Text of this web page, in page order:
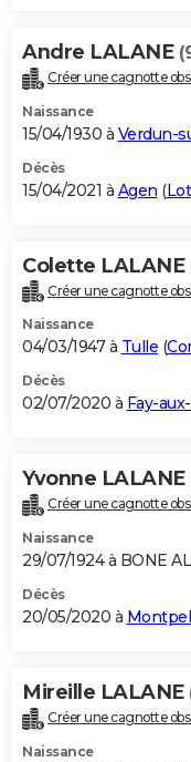
Andre LALANE
Créer une cagnotte
Naissance
15/04/1930 à Verdun-
Décès
15/04/2021 à Agen (
Colette LALANE
Créer une cagnotte
Naissance
04/03/1947 à Tulle (
Décès
02/07/2020 à Fay-
Yvonne LALANE
Créer une cagnotte
Naissance
29/07/1924 à BONE
Décès
20/05/2020 à
Mireille LALANE
Créer une cagnotte
Naissance